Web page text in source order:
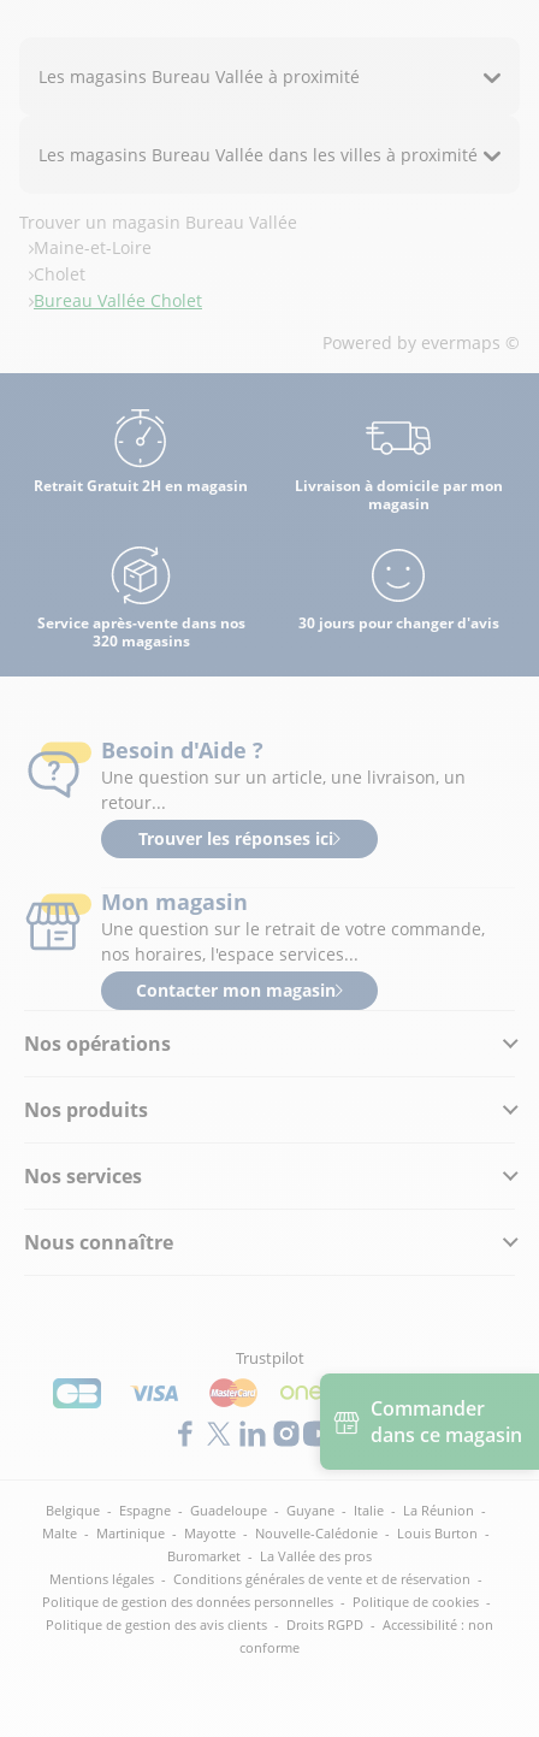
Commander
dans ce magasin
Les magasins Bureau Vallée à proximité
Les magasins Bureau Vallée dans les villes à proximité
Trouver un magasin Bureau Vallée
Maine-et-Loire
Cholet
Bureau Vallée Cholet
Powered by evermaps ©
Retrait Gratuit 2H en magasin
Livraison à domicile par mon
magasin
Service après-vente dans nos
320 magasins
30 jours pour changer d'avis
Nos opérations
Nos produits
Nos services
Nous connaître
Besoin d'Aide ?
Une question sur un article, une livraison, un
retour...
Trouver les réponses ici
Mon magasin
Une question sur le retrait de votre commande,
nos horaires, l'espace services...
Contacter mon magasin
Trustpilot
Belgique - Espagne - Guadeloupe - Guyane - Italie - La Réunion -
Malte - Martinique - Mayotte - Nouvelle-Calédonie - Louis Burton -
Buromarket - La Vallée des pros
Mentions légales - Conditions générales de vente et de réservation -
Politique de gestion des données personnelles - Politique de cookies -
Politique de gestion des avis clients - Droits RGPD - Accessibilité : non
conforme